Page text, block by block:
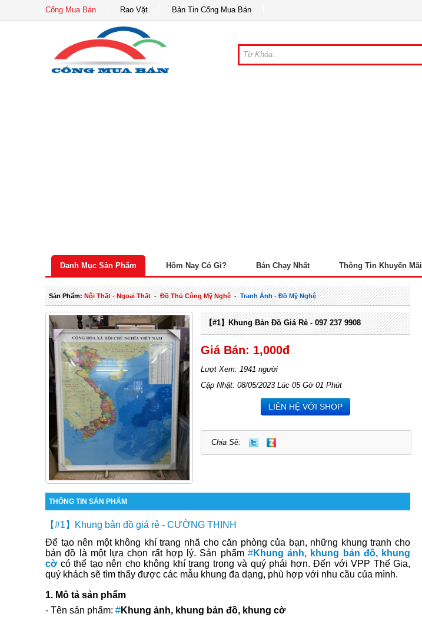
Cổng Mua Bán Rao Vặt Bản Tin Cổng Mua Bán
Danh Mục Sản Phẩm Hôm Nay Có Gì? Bán Chạy Nhất Thông Tin Khuyến Mãi
Sản Phẩm:Nội Thất - Ngoại Thất-Đồ Thủ Công Mỹ Nghệ-Tranh Ảnh - Đồ Mỹ Nghệ
【#1】Khung Bản Đồ Giá Rẻ - 097 237 9908
Giá Bán: 1,000đ
Lượt Xem: 1941 người
Cập Nhật: 08/05/2023 Lúc 05 Gờ 01 Phút
LIÊN HỆ VỚI SHOP
Chia Sẽ:
THÔNG TIN SẢN PHẨM
【#1】Khung bản đồ giá rẻ - CƯỜNG THỊNH
Để tạo nên một không khí trang nhã cho căn phòng của bạn, những khung tranh cho
bản đồ là một lựa chọn rất hợp lý. Sản phẩm #Khung ảnh, khung bản đồ, khung
cờcó thể tạo nên cho không khí trang trọng và quý phái hơn. Đến với VPP Thế Gia,
quý khách sẽ tìm thấy được các mẫu khung đa dạng, phù hợp với nhu cầu của mình.
1. Mô tả sản phẩm
- Tên sản phẩm: #Khung ảnh, khung bản đồ, khung cờ